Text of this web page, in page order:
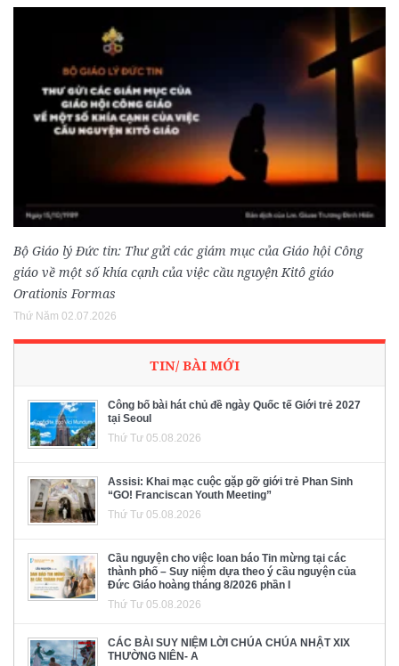
Bộ Giáo lý Đức tin: Thư gửi các giám mục của Giáo hội Công
giáo về một số khía cạnh của việc cầu nguyện Kitô giáo
Orationis Formas
Thứ Năm 02.07.2026
TIN/ BÀI MỚI
Công bố bài hát chủ đề ngày Quốc tế Giới trẻ 2027
tại Seoul
Thứ Tư 05.08.2026
Assisi: Khai mạc cuộc gặp gỡ giới trẻ Phan Sinh
“GO! Franciscan Youth Meeting”
Thứ Tư 05.08.2026
Cầu nguyện cho việc loan báo Tin mừng tại các
thành phố – Suy niệm dựa theo ý cầu nguyện của
Đức Giáo hoàng tháng 8/2026 phần I
Thứ Tư 05.08.2026
CÁC BÀI SUY NIỆM LỜI CHÚA CHÚA NHẬT XIX
THƯỜNG NIÊN- A